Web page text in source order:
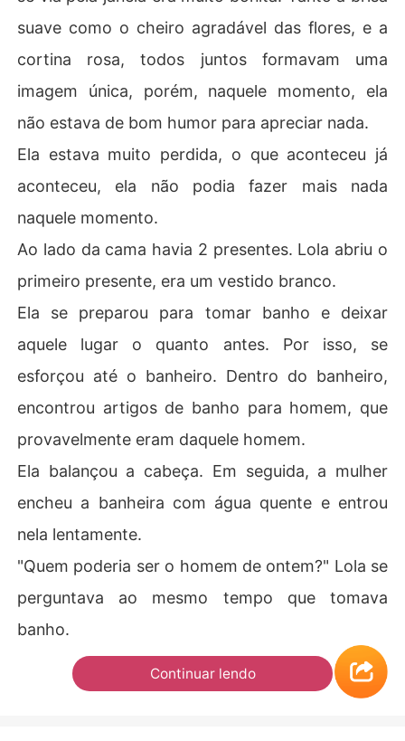
suave como o cheiro agradável das flores, e a
cortina rosa, todos juntos formavam uma
imagem única, porém, naquele momento, ela
não estava de bom humor para apreciar nada.
Ela estava muito perdida, o que aconteceu já
aconteceu, ela não podia fazer mais nada
naquele momento.
Ao lado da cama havia 2 presentes. Lola abriu o
primeiro presente, era um vestido branco.
Ela se preparou para tomar banho e deixar
aquele lugar o quanto antes. Por isso, se
esforçou até o banheiro. Dentro do banheiro,
encontrou artigos de banho para homem, que
provavelmente eram daquele homem.
Ela balançou a cabeça. Em seguida, a mulher
encheu a banheira com água quente e entrou
nela lentamente.
"Quem poderia ser o homem de ontem?" Lola se
perguntava ao mesmo tempo que tomava
banho.
Continuar lendo